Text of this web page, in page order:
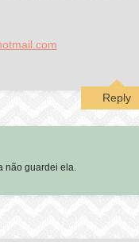
Reply
não guardei ela.